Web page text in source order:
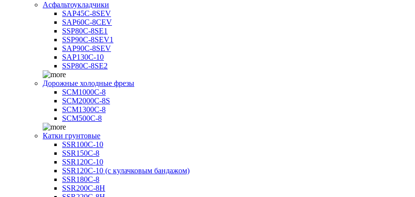
Асфальтоукладчики
SAP45С-8SEV
SAP60C-8CEV
SSP80C-8SE1
SSP90C-8SEV1
SAP90C-8SEV
SAP130C-10
SSP80C-8SE2
Дорожные холодные фрезы
SCM1000C-8
SCM2000C-8S
SCM1300C-8
SCM500C-8
Катки грунтовые
SSR100C-10
SSR150C-8
SSR120C-10
SSR120C-10 (с кулачковым бандажом)
SSR180C-8
SSR200C-8H